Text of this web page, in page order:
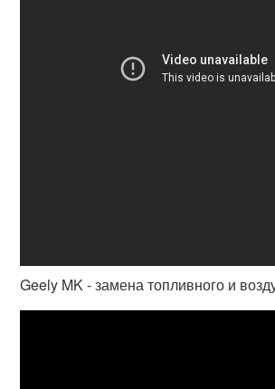
Geely MK - замена топливного и